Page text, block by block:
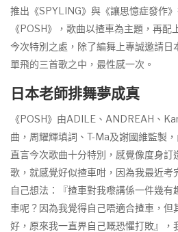
推出《SPYLING》與《讓思憶症發作
《POSH》，歌曲以揸車為主題，再
今次特別之處，除了編舞上專誠邀請
單飛的三首歌之中，最性感一次。
日本老師排舞夢成真
《POSH》由ADILE、ANDREAH、
曲，周耀輝填詞、T-Ma及謝國維監製
直言今次歌曲十分特別，感覺像度身訂
歌，就感覺好似揸車咁，因為我最近考
自己想法：『揸車對我嚟講係一件幾有
車呢？因為我覺得自己唔適合揸車，但
好，原來我一直畀自己嘅恐懼打敗』，